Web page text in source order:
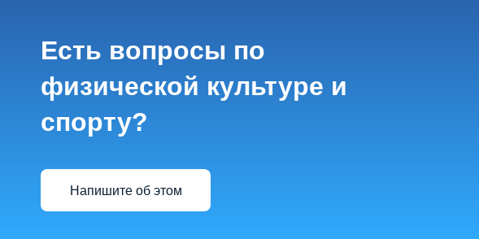
Есть вопросы по
физической культуре и
спорту?
Напишите об этом